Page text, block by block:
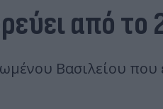
από
Βασιλείου